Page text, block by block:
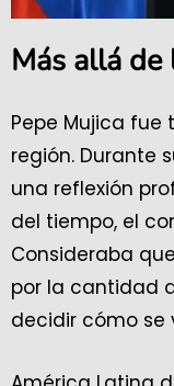
Más allá
Pepe Mujica
región. Durante
una reflexión
del tiempo, el
Consideraba
por la cantidad
decidir cómo se